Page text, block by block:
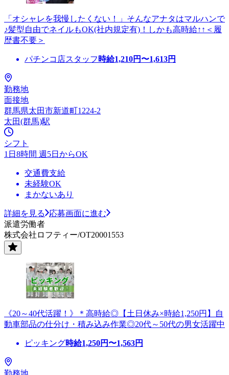
「オシャレを我慢したくない！」そんなアナタはマルハンで
♪髪型自由でネイルもOK(社内規定有)！しかも高時給↑↑＜履
歴書不要＞
パチンコ店スタッフ 時給1,210円〜1,613円
勤務地
面接地
群馬県太田市新道町1224-2
太田(群馬)駅
シフト
1日8時間 週5日からOK
交通費支給
未経験OK
まかないあり
詳細を見る
応募画面に進む
派遣労働者
株式会社ロフティー/OT20001553
《20～40代活躍！》＊高時給◎【土日休み×時給1,250円】自
動車部品の仕分け・積み込み作業◎20代～50代の男女活躍中
ピッキング時給1,250円〜1,563円
勤務地